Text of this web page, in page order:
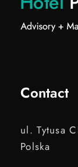
Contact
ul. Tytusa
Polska